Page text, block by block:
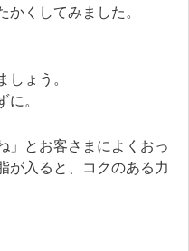
くしてみました。
ょう。
。
」とお客さまによくおっ
が入ると、コクのある力